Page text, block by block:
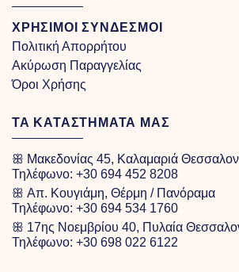
ΧΡΗΣΙΜΟΙ ΣΥΝΔΕΣΜΟΙ
Πολιτική Απορρήτου
Ακύρωση Παραγγελίας
Όροι Χρήσης
ΤΑ ΚΑΤΑΣΤΗΜΑΤΑ ΜΑΣ
ꕥ Μακεδονίας 45, Καλαμαριά
Τηλέφωνο: +30 694 452 8208
ꕥ Απ. Κουγιάμη, Θέρμη / Πανόραμα
Τηλέφωνο: +30 694 534 1760
ꕥ 17ης Νοεμβρίου 40, Πυλαία
Τηλέφωνο: +30 698 022 6122